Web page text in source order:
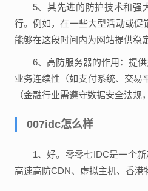
5、其先进的防护技术和强
行。例如，在一些大型活动或
能够在这段时间内为网站提供稳
6、高防服务器的作用：提
业务连续性（如支付系统、交易
（金融行业需遵守数据安全法规
007idc怎么样
1、好。零零七IDC是一个
高速高防CDN、虚拟主机、香港